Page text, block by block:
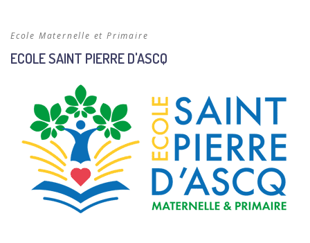
Ecole Maternelle et Primaire
ECOLE SAINT PIERRE D'ASCQ